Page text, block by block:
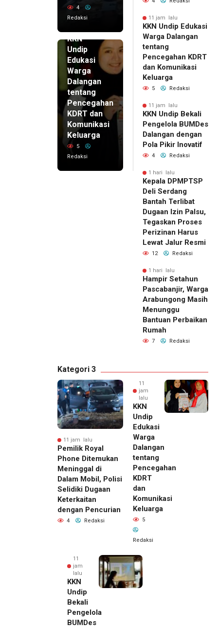
4
Redaksi
KKN
Undip
Edukasi
Warga
Dalangan
tentang
Pencegahan
KDRT dan
Komunikasi
Keluarga
5
Redaksi
11 jam lalu
KKN Undip Edukasi
Warga Dalangan
tentang
Pencegahan KDRT
dan Komunikasi
Keluarga
5 Redaksi
11 jam lalu
KKN Undip Bekali
Pengelola BUMDes
Dalangan dengan
Pola Pikir Inovatif
4 Redaksi
1 hari lalu
Kepala DPMPTSP
Deli Serdang
Bantah Terlibat
Dugaan Izin Palsu,
Tegaskan Proses
Perizinan Harus
Lewat Jalur Resmi
12 Redaksi
1 hari lalu
Hampir Setahun
Pascabanjir, Warga
Arabungong Masih
Menunggu
Bantuan Perbaikan
Rumah
7 Redaksi
Kategori 3
11 jam lalu
Pemilik Royal
Phone Ditemukan
Meninggal di
Dalam Mobil, Polisi
Selidiki Dugaan
Keterkaitan
dengan Pencurian
4 Redaksi
11
jam
lalu
KKN
Undip
Edukasi
Warga
Dalangan
tentang
Pencegahan
KDRT
dan
Komunikasi
Keluarga
5
Redaksi
11
jam
lalu
KKN
Undip
Bekali
Pengelola
BUMDes